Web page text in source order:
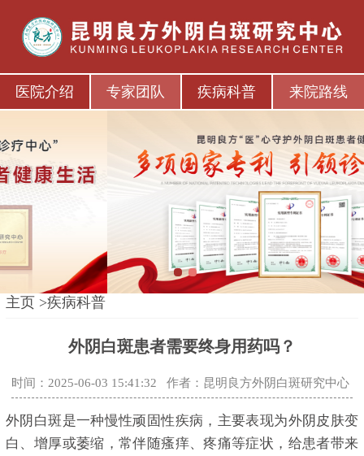
医院介绍 专家团队 疾病科普 来院路线
主页 >疾病科普
外阴白斑患者需要终身用药吗？
时间：2025-06-03 15:41:32 作者：昆明良方外阴白斑研究中心
外阴白斑是一种慢性顽固性疾病，主要表现为外阴皮肤变
白、增厚或萎缩，常伴随瘙痒、疼痛等症状，给患者带来